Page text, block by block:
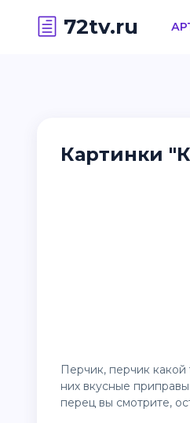
72tv.ru
Картинки
Перчик, перчик
них вкусные
перец вы смотрите,